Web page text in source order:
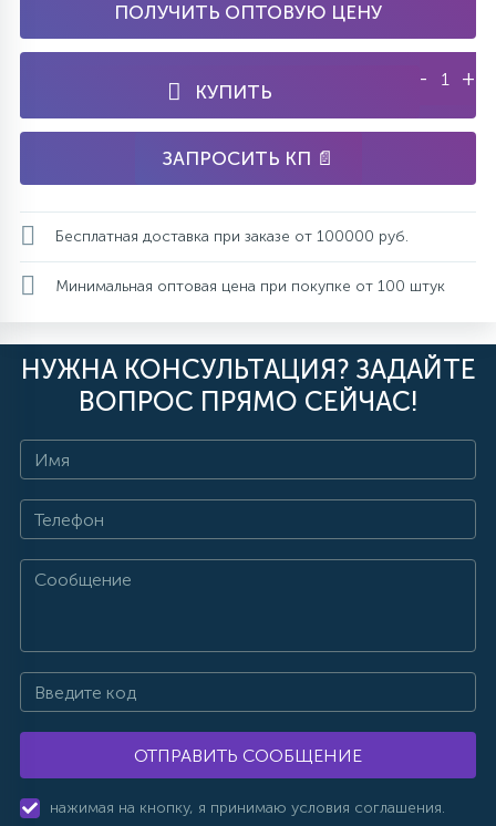
ПОЛУЧИТЬ ОПТОВУЮ ЦЕНУ
КУПИТЬ
- +
ЗАПРОСИТЬ КП 📄
Бесплатная доставка при заказе от 100000 руб.
Минимальная оптовая цена при покупке от 100 штук
НУЖНА КОНСУЛЬТАЦИЯ? ЗАДАЙТЕ
ВОПРОС ПРЯМО СЕЙЧАС!
ОТПРАВИТЬ СООБЩЕНИЕ
нажимая на кнопку, я принимаю условия соглашения.